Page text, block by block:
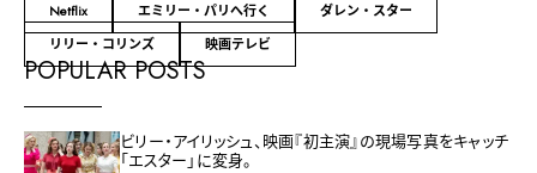
Netflix エミリー・パリへ行く
ダレン・スター
リリー・コリンズ
映画テレビ
POPULAR POSTS
ビリー・アイリッシュ、映画『初主演』の現場写真をキャッチ
「エスター」に変身。